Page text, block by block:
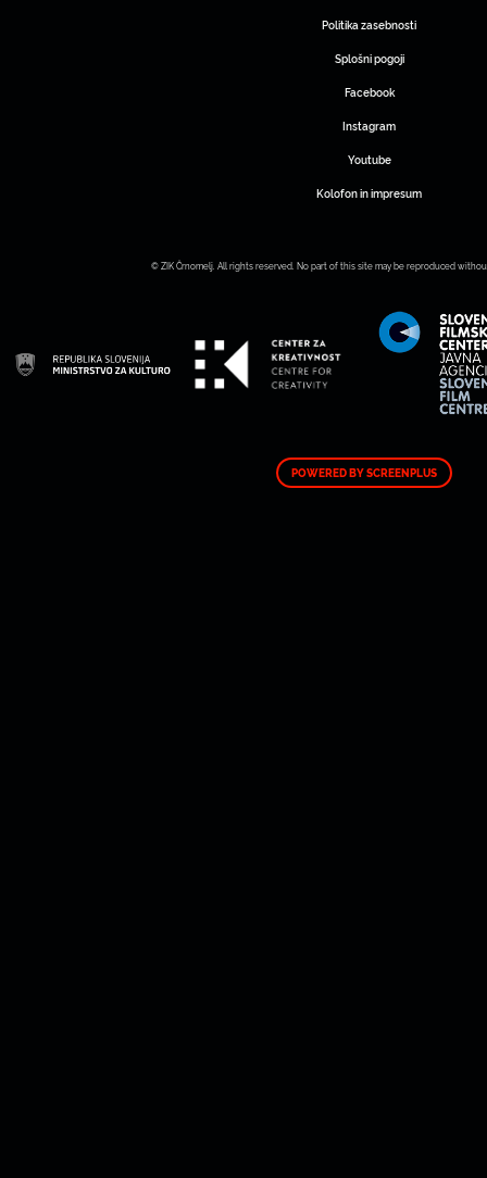
Politika zasebnosti
Splošni pogoji
Facebook
Instagram
Youtube
Kolofon in impresum
© ZIK Črnomelj. All rights reserved. No part of this site may be reproduced
POWERED BY SCREENPLUS